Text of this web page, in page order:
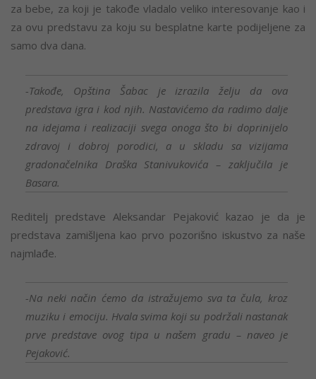
za bebe, za koji je takođe vladalo veliko interesovanje kao i
za ovu predstavu za koju su besplatne karte podijeljene za
samo dva dana.
-Takođe, Opština Šabac je izrazila želju da ova
predstava igra i kod njih. Nastavićemo da radimo dalje
na idejama i realizaciji svega onoga što bi doprinijelo
zdravoj i dobroj porodici, a u skladu sa vizijama
gradonačelnika Draška Stanivukovića – zaključila je
Basara.
Reditelj predstave Aleksandar Pejaković kazao je da je
predstava zamišljena kao prvo pozorišno iskustvo za naše
najmlađe.
-Na neki način ćemo da istražujemo sva ta čula, kroz
muziku i emociju. Hvala svima koji su podržali nastanak
prve predstave ovog tipa u našem gradu – naveo je
Pejaković.